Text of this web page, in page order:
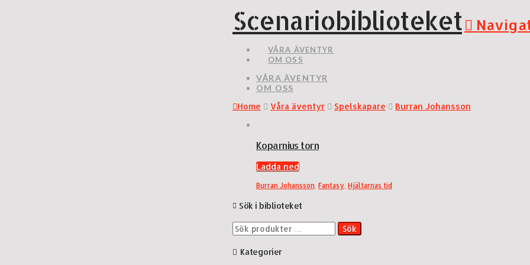
Scenariobiblioteket
VÅRA ÄVENTYR
OM OSS
VÅRA ÄVENTYR
OM OSS
Home
Våra äventyr Spelskapare Burran Johansson
Koparnius torn
Ladda ned
Burran Johansson Fantasy Hjältarnas tid
Sök i biblioteket
Sök
efter:
Sök
Kategorier